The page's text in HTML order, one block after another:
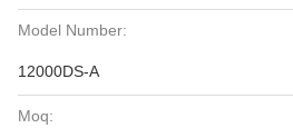
Model Number:
12000DS-A
Moq: